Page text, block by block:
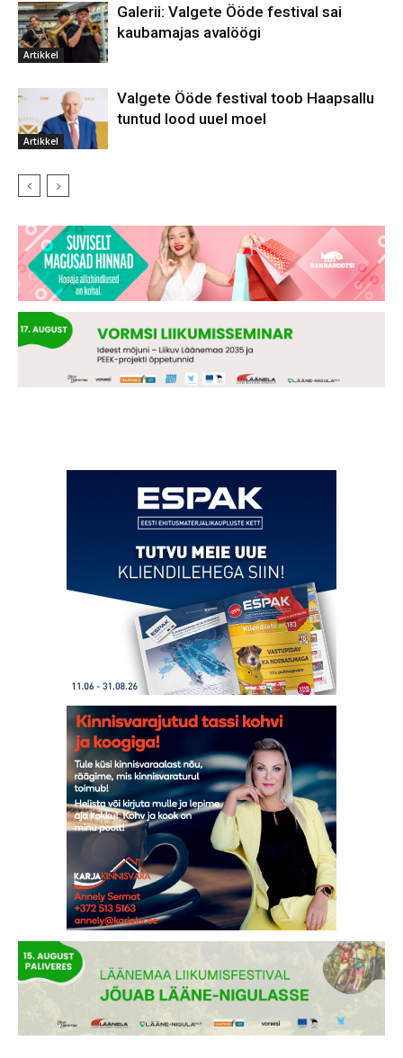
Artikkel
Galerii: Valgete Ööde festival sai
kaubamajas avalöögi
Artikkel
Valgete Ööde festival toob Haapsallu
tuntud lood uuel moel